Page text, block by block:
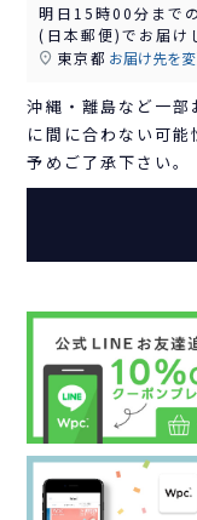
明日 15時00分 まで
(日本郵便)でお届け
東京都 お届け先を
沖縄・離島など一
に間に合わない可能
予めご了承下さい。